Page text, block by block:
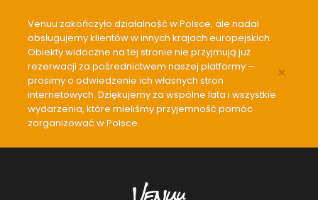
Venuu zakończyło działalność w Polsce, ale nadal
obsługujemy klientów w innych krajach europejskich.
Obiekty widoczne na tej stronie nie przyjmują już
rezerwacji za pośrednictwem naszej platformy –
prosimy o odwiedzenie ich własnych stron
internetowych. Dziękujemy za wspólne lata i wszystkie
wydarzenia, które mieliśmy przyjemność pomóc
zorganizować w Polsce.
×